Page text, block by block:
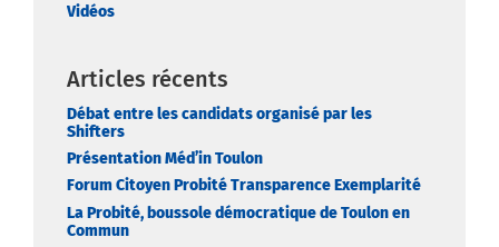
Vidéos
Articles récents
Débat entre les candidats organisé par les
Shifters
Présentation Méd’in Toulon
Forum Citoyen Probité Transparence Exemplarité
La Probité, boussole démocratique de Toulon en
Commun